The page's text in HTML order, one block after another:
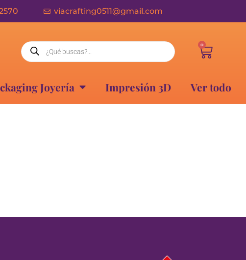
viacrafting0511@gmail.com
0
Joyería Impresión 3D Ver todo